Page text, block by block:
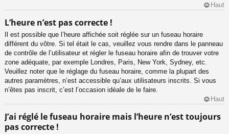
Haut
L’heure n’est pas correcte !
Il est possible que l’heure affichée soit réglée sur un fuseau horaire
différent du vôtre. Si tel était le cas, veuillez vous rendre dans le panneau
de contrôle de l’utilisateur et régler le fuseau horaire afin de trouver votre
zone adéquate, par exemple Londres, Paris, New York, Sydney, etc.
Veuillez noter que le réglage du fuseau horaire, comme la plupart des
autres paramètres, n’est accessible qu’aux utilisateurs inscrits. Si vous
n’êtes pas inscrit, c’est l’occasion idéale de le faire.
Haut
J’ai réglé le fuseau horaire mais l’heure n’est toujours
pas correcte !